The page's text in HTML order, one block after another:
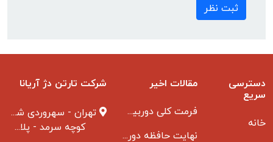
ثبت نظر
دسترسی
سریع
خانه
مقالات اخیر
فرمت کلی دوربین مدار بسته
نهایت حافظه دوربین مدار بسته
شرکت تارتن دژ آریانا
تهران - سهروردی شمالی
کوچه سرمد - پلاک ۱ - طبقه ۳